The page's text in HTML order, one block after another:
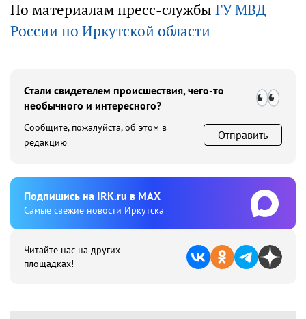
По материалам пресс-службы ГУ МВД
России по Иркутской области
Стали свидетелем происшествия, чего-то
необычного и интересного?
Сообщите, пожалуйста, об этом в
редакцию
Отправить
Подпишиcь на IRK.ru в MAX
Cамые свежие новости Иркутска
Читайте нас на других
площадках!